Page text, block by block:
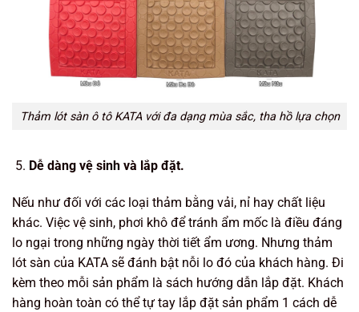
Thảm lót sàn ô tô KATA với đa dạng mùa sắc, tha hồ lựa chọn
Dễ dàng vệ sinh và lắp đặt.
Nếu như đối với các loại thảm bằng vải, nỉ hay chất liệu
khác. Việc vệ sinh, phơi khô để tránh ẩm mốc là điều đáng
lo ngại trong những ngày thời tiết ẩm ương. Nhưng thảm
lót sàn của KATA sẽ đánh bật nỗi lo đó của khách hàng. Đi
kèm theo mỗi sản phẩm là sách hướng dẫn lắp đặt. Khách
hàng hoàn toàn có thể tự tay lắp đặt sản phẩm 1 cách dễ